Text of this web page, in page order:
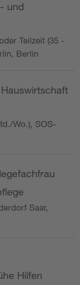
und
Teilzeit (35 -
Berlin
Wo.), SOS-
Saar,
Hilfen